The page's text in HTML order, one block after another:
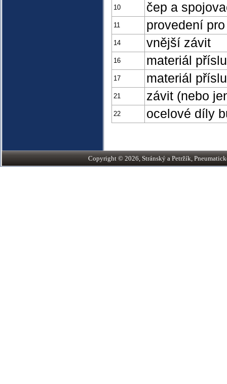
10 čep a
11 provedení
14 vnější závit
16 materiál
17 materiál
21 závit (nebo
22 ocelové díly
Copyright © 2026, Stránský a Petržík,